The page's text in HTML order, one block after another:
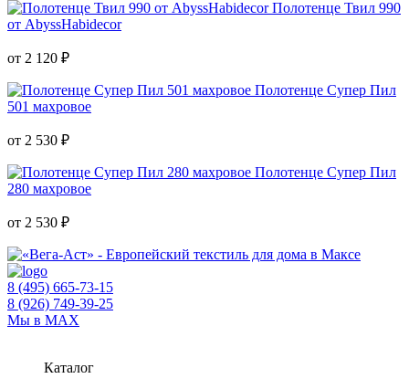
Полотенце Твил 990
от AbyssHabidecor
от 2 120 ₽
Полотенце Супер Пил
501 махровое
от 2 530 ₽
Полотенце Супер Пил
280 махровое
от 2 530 ₽
8 (495) 665-73-15
8 (926) 749-39-25
Мы в MAX
Каталог